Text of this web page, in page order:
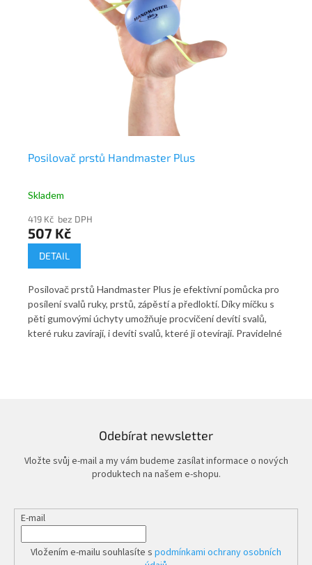
Posilovač prstů Handmaster Plus
Skladem
419 Kč bez DPH
507 Kč
DETAIL
Posilovač prstů Handmaster Plus je efektivní pomůcka pro
posílení svalů ruky, prstů, zápěstí a předloktí. Díky míčku s
pěti gumovými úchyty umožňuje procvičení devíti svalů,
které ruku zavírají, i devíti svalů, které ji otevírají. Pravidelné
Odebírat newsletter
Vložte svůj e-mail a my vám budeme zasílat informace o nových
produktech na našem e-shopu.
E-mail
Vložením e-mailu souhlasíte s podmínkami ochrany osobních